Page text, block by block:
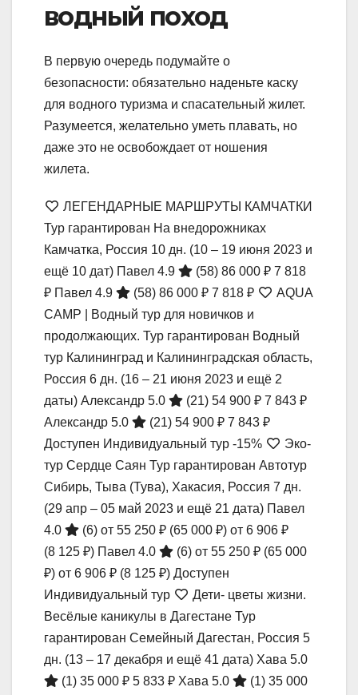
водный поход
В первую очередь подумайте о
безопасности: обязательно наденьте каску
для водного туризма и спасательный жилет.
Разумеется, желательно уметь плавать, но
даже это не освобождает от ношения
жилета.
ЛЕГЕНДАРНЫЕ МАРШРУТЫ КАМЧАТКИ
Тур гарантирован На внедорожниках
Камчатка, Россия 10 дн. (10 – 19 июня 2023 и
ещё 10 дат) Павел 4.9 (58) 86 000 ₽ 7 818
₽ Павел 4.9 (58) 86 000 ₽ 7 818 ₽
AQUA
CAMP | Водный тур для новичков и
продолжающих. Тур гарантирован Водный
тур Калининград и Калининградская область,
Россия 6 дн. (16 – 21 июня 2023 и ещё 2
даты) Александр 5.0 (21) 54 900 ₽ 7 843 ₽
Александр 5.0
(21) 54 900 ₽ 7 843 ₽
Доступен Индивидуальный тур -15%
Эко-
тур Сердце Саян Тур гарантирован Автотур
Сибирь, Тыва (Тува), Хакасия, Россия 7 дн.
(29 апр – 05 май 2023 и ещё 21 дата) Павел
4.0
(6) от 55 250 ₽ (65 000 ₽) от 6 906 ₽
(8 125 ₽) Павел 4.0 (6) от 55 250 ₽ (65 000
₽) от 6 906 ₽ (8 125 ₽) Доступен
Индивидуальный тур
Дети- цветы жизни.
Весёлые каникулы в Дагестане Тур
гарантирован Семейный Дагестан, Россия 5
дн. (13 – 17 декабря и ещё 41 дата) Хава 5.0
(1) 35 000 ₽ 5 833 ₽ Хава 5.0 (1) 35 000